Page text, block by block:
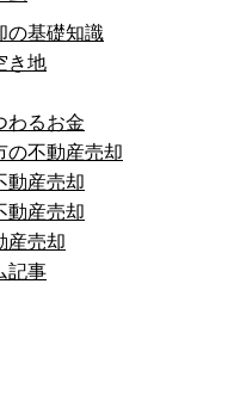
の基礎知識
き地
わるお金
の不動産売却
動産売却
動産売却
産売却
事